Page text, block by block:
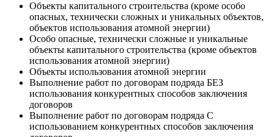
Объекты капитального строительства (кроме особо
опасных, технически сложных и уникальных объектов,
объектов использования атомной энергии)
Особо опасные, технически сложные и уникальные
объекты капитального строительства (кроме объектов
использования атомной энергии)
Объекты использования атомной энергии
Выполнение работ по договорам подряда БЕЗ
использования конкурентных способов заключения
договоров
Выполнение работ по договорам подряда С
использованием конкурентных способов заключения